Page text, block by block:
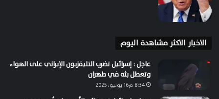
الاخبار الاكثر مشاهدة اليوم
عاجل : إسرائيل تضرب التليفزيون الإيراني على الهواء
وتعطل بثه في طهران
8:34 م16 يونيو، 2025